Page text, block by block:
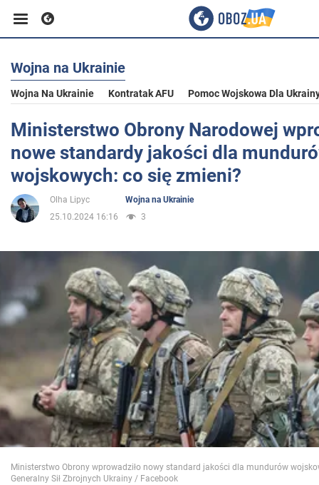
Biznes
Sport
Rozrywka
Życie
Polityka
Społeczeństwo
Wojna na Ukrainie
Świat
Jedzenie
Wojna na Ukrainie
Wojna Na Ukrainie Kontratak AFU Pomoc Wojskowa Dla
Ministerstwo Obrony Narodowej
nowe standardy jakości dla
wojskowych: co się zmieni?
Olha Lipyc
Wojna na Ukrainie
25.10.2024 16:16
3
Ministerstwo Obrony wprowadziło nowy standard jakości dla mundurów
Generalny Sił Zbrojnych Ukrainy / Facebook